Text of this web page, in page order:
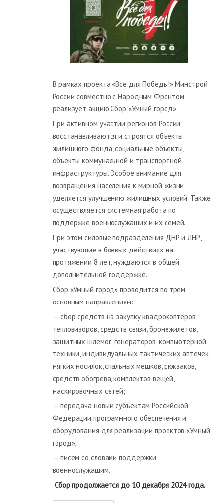
В рамках проекта «Все для Победы!» Минстрой
России совместно с Народным Фронтом
реализует акцию Сбор «Умный город».
При активном участии регионов России
восстанавливаются и строятся объекты
жилищного фонда, социальные объекты,
объекты коммунальной и транспортной
инфраструктуры. Особое внимание для
возвращения населения к мирной жизни
уделяется улучшению жилищных условий. Также
осуществляется системная работа по
поддержке военнослужащих и их семей.
При этом силовые подразделения ДНР и ЛНР,
участвующие в боевых действиях на
протяжении 8 лет, нуждаются в общей
дополнительной поддержке.
Сбор «Умный город» проводится по трем
основным направлениям:
— сбор средств на закупку квадрокоптеров,
тепловизоров, средств связи, бронежилетов,
защитных шлемов, генераторов, компьютерной
техники, индивидуальных тактических аптечек,
мягких носилок, спальных мешков, рюкзаков,
средств обогрева, комплектов вещей,
маскировочных сетей;
— передача новым субъектам Российской
Федерации программного обеспечения и
оборудования для реализации проектов «Умный
город»;
— писем со словами поддержки
военнослужащим.
Сбор продолжается до 10 декабря 2024 года.